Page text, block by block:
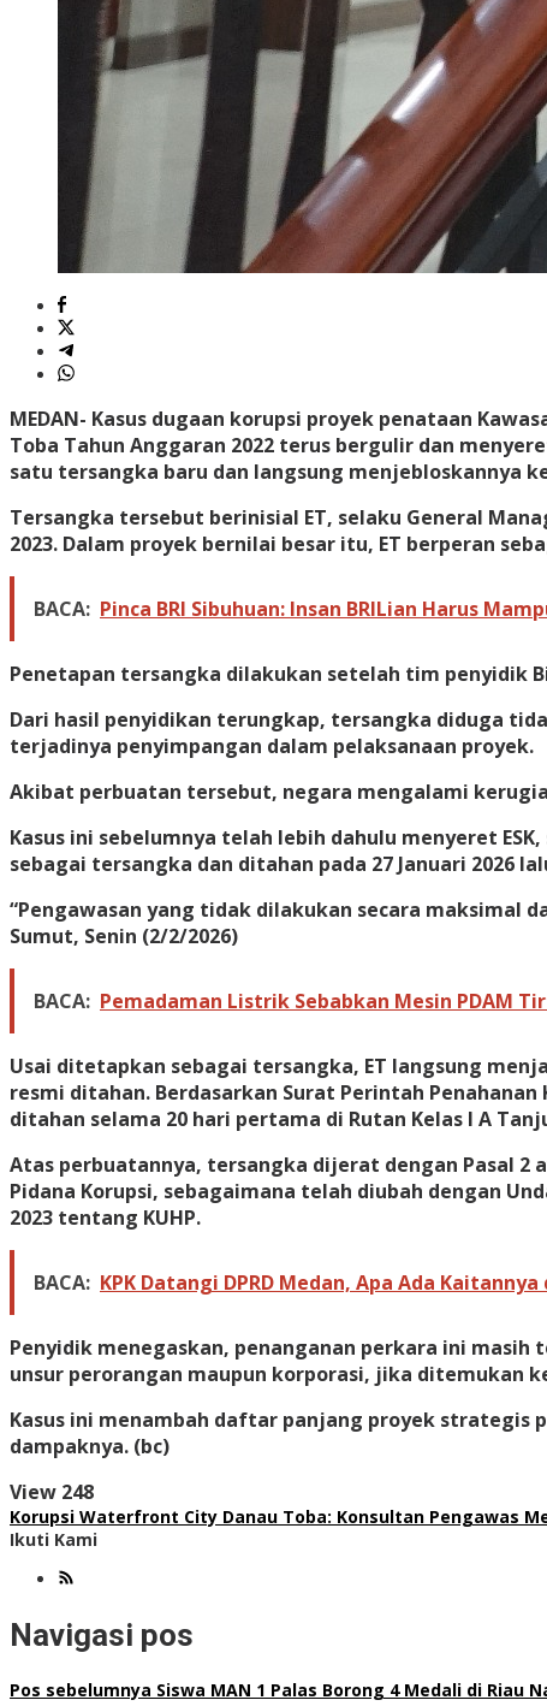
MEDAN- Kasus dugaan korupsi proyek penataan
Toba Tahun Anggaran 2022 terus bergulir dan
satu tersangka baru dan langsung menjebloskannya
Tersangka tersebut berinisial ET, selaku General
2023. Dalam proyek bernilai besar itu, ET berperan
BACA: Pinca BRI Sibuhuan: Insan BRILian Harus
Penetapan tersangka dilakukan setelah tim penyidik
Dari hasil penyidikan terungkap, tersangka diduga
terjadinya penyimpangan dalam pelaksanaan proyek.
Akibat perbuatan tersebut, negara mengalami
Kasus ini sebelumnya telah lebih dahulu menyeret
sebagai tersangka dan ditahan pada 27 Januari 2026
“Pengawasan yang tidak dilakukan secara
Sumut, Senin (2/2/2026)
BACA: Pemadaman Listrik Sebabkan Mesin PDAM
Usai ditetapkan sebagai tersangka, ET langsung
resmi ditahan. Berdasarkan Surat Perintah
ditahan selama 20 hari pertama di Rutan Kelas I A
Atas perbuatannya, tersangka dijerat dengan Pasal 2
Pidana Korupsi, sebagaimana telah diubah dengan
2023 tentang KUHP.
BACA: KPK Datangi DPRD Medan, Apa Ada
Penyidik menegaskan, penanganan perkara ini
unsur perorangan maupun korporasi, jika ditemukan
Kasus ini menambah daftar panjang proyek
dampaknya. (bc)
View 248
Korupsi Waterfront City Danau Toba: Konsultan Pengawas
Ikuti Kami
Navigasi pos
Pos sebelumnya Siswa MAN 1 Palas Borong 4 Medali di Riau